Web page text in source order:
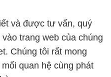
và được tư vấn, quý
trang web của chúng
Chúng tôi rất mong
quan hệ cùng phát